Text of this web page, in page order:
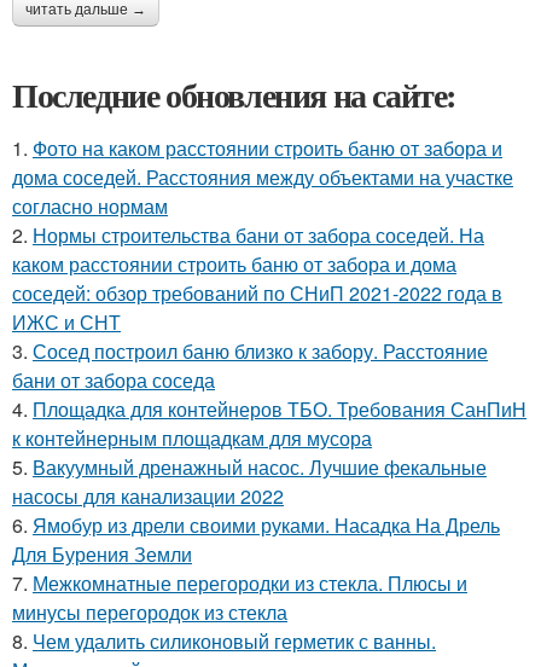
читать дальше →
Последние обновления на сайте:
1. Фото на каком расстоянии строить баню от забора и
дома соседей. Расстояния между объектами на участке
согласно нормам
2. Нормы строительства бани от забора соседей. На
каком расстоянии строить баню от забора и дома
соседей: обзор требований по СНиП 2021-2022 года в
ИЖС и СНТ
3. Сосед построил баню близко к забору. Расстояние
бани от забора соседа
4. Площадка для контейнеров ТБО. Требования СанПиН
к контейнерным площадкам для мусора
5. Вакуумный дренажный насос. Лучшие фекальные
насосы для канализации 2022
6. Ямобур из дрели своими руками. Насадка На Дрель
Для Бурения Земли
7. Межкомнатные перегородки из стекла. Плюсы и
минусы перегородок из стекла
8. Чем удалить силиконовый герметик с ванны.